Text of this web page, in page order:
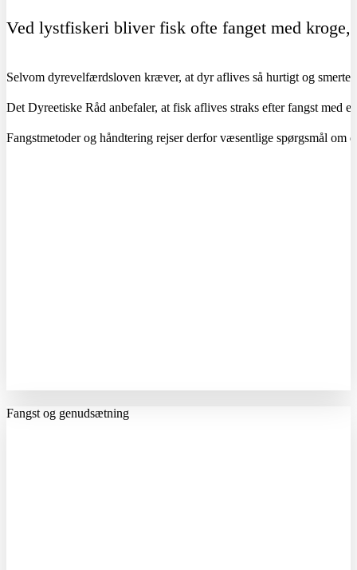
Ved lystfiskeri bliver fisk ofte fanget med kroge,
Selvom dyrevelfærdsloven kræver, at dyr aflives så hurtigt og
Det Dyreetiske Råd anbefaler, at fisk aflives straks efter fangst med
Fangstmetoder og håndtering rejser derfor væsentlige spørgsmål
Fangst og genudsætning